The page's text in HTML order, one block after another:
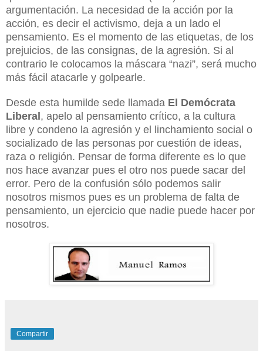
argumentación. La necesidad de la acción por la
acción, es decir el activismo, deja a un lado el
pensamiento. Es el momento de las etiquetas, de los
prejuicios, de las consignas, de la agresión. Si al
contrario le colocamos la máscara “nazi”, será mucho
más fácil atacarle y golpearle.
Desde esta humilde sede llamada El Demócrata
Liberal , apelo al pensamiento crítico, a la cultura
libre y condeno la agresión y el linchamiento social o
socializado de las personas por cuestión de ideas,
raza o religión. Pensar de forma diferente es lo que
nos hace avanzar pues el otro nos puede sacar del
error. Pero de la confusión sólo podemos salir
nosotros mismos pues es un problema de falta de
pensamiento, un ejercicio que nadie puede hacer por
nosotros.
Compartir